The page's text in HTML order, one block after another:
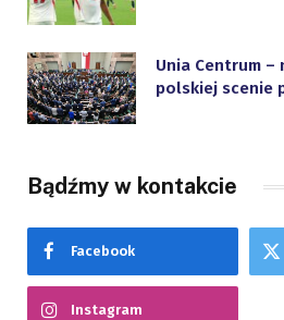
Unia Centrum
polskiej scenie
Bądźmy w kontakcie
Facebook
Instagram